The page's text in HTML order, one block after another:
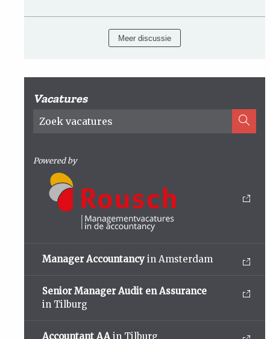
Meer discussie
Vacatures
Powered by
Manager Accountancy in Amsterdam
Senior Manager Audit en Assurance
in Tilburg
Accountant AA in Tilburg